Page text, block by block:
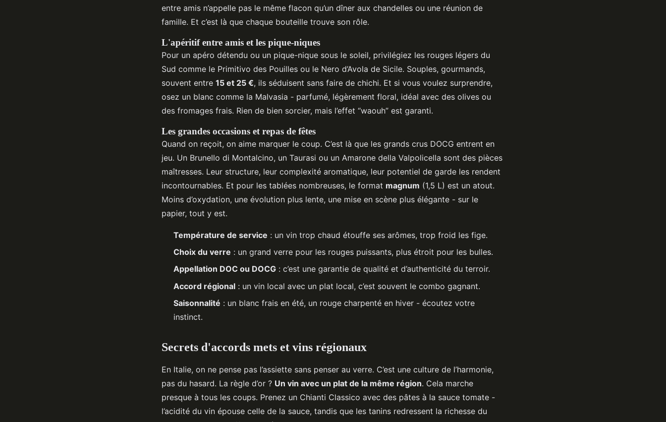
entre amis n’appelle pas le même flacon qu’un dîner aux chandelles ou une réunion de
famille. Et c’est là que chaque bouteille trouve son rôle.
L'apéritif entre amis et les pique-niques
Pour un apéro détendu ou un pique-nique sous le soleil, privilégiez les rouges légers du
Sud comme le Primitivo des Pouilles ou le Nero d’Avola de Sicile. Souples, gourmands,
souvent entre 15 et 25 €, ils séduisent sans faire de chichi. Et si vous voulez surprendre,
osez un blanc comme la Malvasia - parfumé, légèrement floral, idéal avec des olives ou
des fromages frais. Rien de bien sorcier, mais l’effet “waouh” est garanti.
Les grandes occasions et repas de fêtes
Quand on reçoit, on aime marquer le coup. C’est là que les grands crus DOCG entrent en
jeu. Un Brunello di Montalcino, un Taurasi ou un Amarone della Valpolicella sont des pièces
maîtresses. Leur structure, leur complexité aromatique, leur potentiel de garde les rendent
incontournables. Et pour les tablées nombreuses, le format magnum (1,5 L) est un atout.
Moins d’oxydation, une évolution plus lente, une mise en scène plus élégante - sur le
papier, tout y est.
Température de service : un vin trop chaud étouffe ses arômes, trop froid les fige.
Choix du verre : un grand verre pour les rouges puissants, plus étroit pour les bulles.
Appellation DOC ou DOCG : c’est une garantie de qualité et d’authenticité du terroir.
Accord régional : un vin local avec un plat local, c’est souvent le combo gagnant.
Saisonnalité : un blanc frais en été, un rouge charpenté en hiver - écoutez votre
instinct.
Secrets d'accords mets et vins régionaux
En Italie, on ne pense pas l’assiette sans penser au verre. C’est une culture de l’harmonie,
pas du hasard. La règle d’or ? Un vin avec un plat de la même région. Cela marche
presque à tous les coups. Prenez un Chianti Classico avec des pâtes à la sauce tomate -
l’acidité du vin épouse celle de la sauce, tandis que les tanins redressent la richesse du